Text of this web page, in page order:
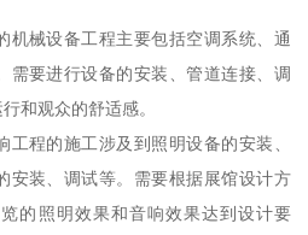
机械设备工程主要包括空调系统、通
需要进行设备的安装、管道连接、调
和观众的舒适感。
程的施工涉及到照明设备的安装、
安装、调试等。需要根据展馆设计方
的照明效果和音响效果达到设计要